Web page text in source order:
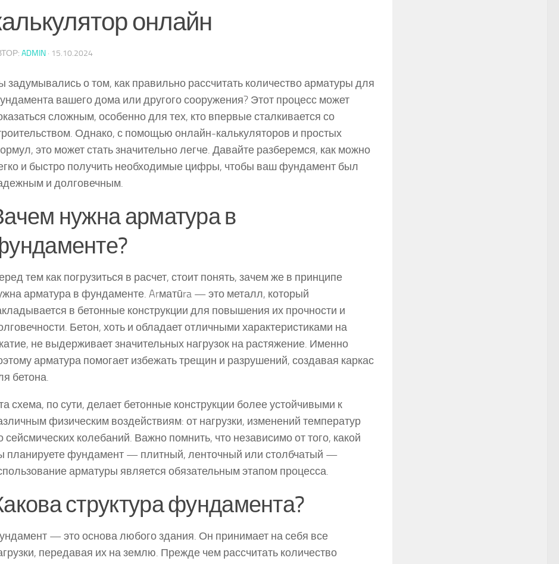
онлайн
ADMIN · 15.10.2024
задумывались о том, как правильно рассчитать количество арматуры для
вашего дома или другого сооружения? Этот процесс может
сложным, особенно для тех, кто впервые сталкивается со
Однако, с помощью онлайн-калькуляторов и простых
это может стать значительно легче. Давайте разберемся, как можно
и быстро получить необходимые цифры, чтобы ваш фундамент был
и долговечным.
нужна арматура в
тем как погрузиться в расчет, стоит понять, зачем же в принципе
арматура в фундаменте. Arматūra — это металл, который
в бетонные конструкции для повышения их прочности и
Бетон, хоть и обладает отличными характеристиками на
не выдерживает значительных нагрузок на растяжение. Именно
арматура помогает избежать трещин и разрушений, создавая каркас
бетона.
схема, по сути, делает бетонные конструкции более устойчивыми к
физическим воздействиям: от нагрузки, изменений температур
сейсмических колебаний. Важно помнить, что независимо от того, какой
планируете фундамент — плитный, ленточный или столбчатый —
арматуры является обязательным этапом процесса.
структура фундамента?
— это основа любого здания. Он принимает на себя все
передавая их на землю. Прежде чем рассчитать количество